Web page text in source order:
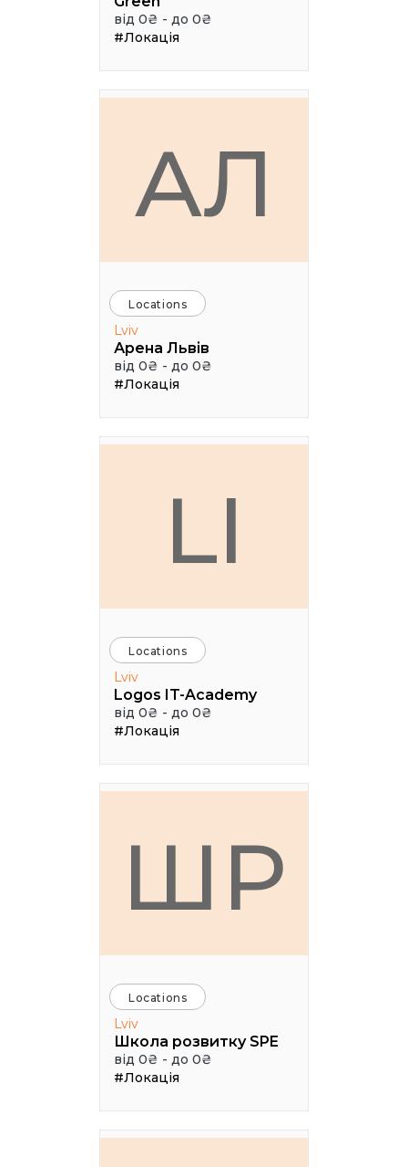
від 0₴ - до 0₴
#Локація
АЛ
Locations
Lviv
Арена Львів
від 0₴ - до 0₴
#Локація
LI
Locations
Lviv
Logos IT-Academy
від 0₴ - до 0₴
#Локація
ШР
Locations
Lviv
Школа розвитку SPE
від 0₴ - до 0₴
#Локація